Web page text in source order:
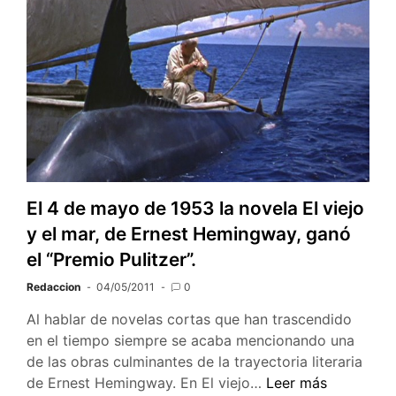
de
amor
y
una
canción
desesperada
nació
el
de
Julio
El 4 de mayo de 1953 la novela El viejo
y el mar, de Ernest Hemingway, ganó
el “Premio Pulitzer”.
Redaccion 04/05/2011 0
Al hablar de novelas cortas que han trascendido
en el tiempo siempre se acaba mencionando una
de las obras culminantes de la trayectoria literaria
de Ernest Hemingway. En El viejo… El
Leer más